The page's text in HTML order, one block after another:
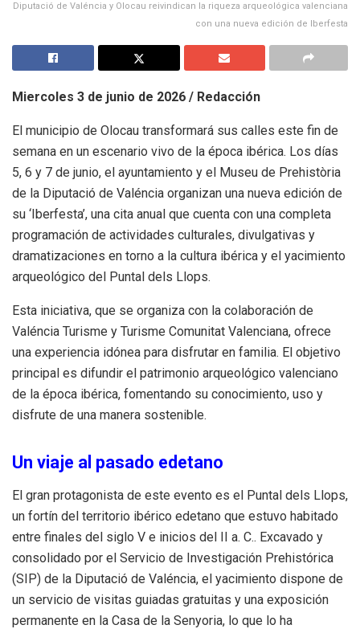
Diputació de Valéncia y Olocau reivindican la riqueza arqueológica valenciana
con una nueva edición de Iberfesta
Miercoles 3 de junio de 2026 / Redacción
El municipio de Olocau transformará sus calles este fin de
semana en un escenario vivo de la época ibérica. Los días
5, 6 y 7 de junio, el ayuntamiento y el Museu de Prehistòria
de la Diputació de Valéncia organizan una nueva edición de
su ‘Iberfesta’, una cita anual que cuenta con una completa
programación de actividades culturales, divulgativas y
dramatizaciones en torno a la cultura ibérica y el yacimiento
arqueológico del Puntal dels Llops.
Esta iniciativa, que se organiza con la colaboración de
Valéncia Turisme y Turisme Comunitat Valenciana, ofrece
una experiencia idónea para disfrutar en familia. El objetivo
principal es difundir el patrimonio arqueológico valenciano
de la época ibérica, fomentando su conocimiento, uso y
disfrute de una manera sostenible.
Un viaje al pasado edetano
El gran protagonista de este evento es el Puntal dels Llops,
un fortín del territorio ibérico edetano que estuvo habitado
entre finales del siglo V e inicios del II a. C.. Excavado y
consolidado por el Servicio de Investigación Prehistórica
(SIP) de la Diputació de Valéncia, el yacimiento dispone de
un servicio de visitas guiadas gratuitas y una exposición
permanente en la Casa de la Senyoria, lo que lo ha